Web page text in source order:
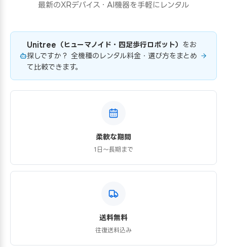
最新のXRデバイス・AI機器を手軽にレンタル
Unitree（ヒューマノイド・四足歩行ロボット） をお
探しですか？ 全機種のレンタル料金・選び方をまとめ
て比較できます。
柔軟な期間
1日〜長期まで
送料無料
往復送料込み